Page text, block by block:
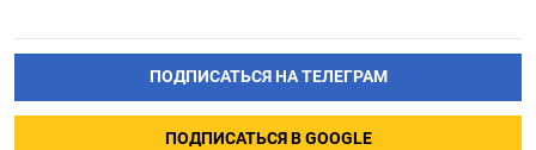
ПОДПИСАТЬСЯ НА ТЕЛЕГРАМ
ПОДПИСАТЬСЯ В GOOGLE